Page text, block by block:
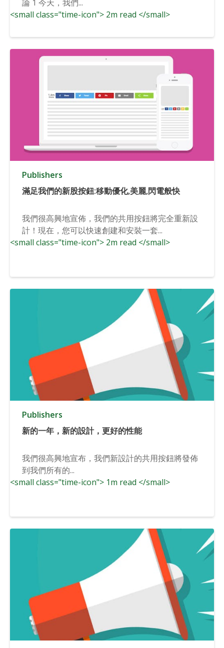
論 1 今天，我們...
<small class="time-icon"> 2m read </small>
Publishers
滿足我們的新股按鈕:移動優化,美麗,閃電般快
我們很高興地宣佈，我們的共用按鈕將完全重新設
計！現在，您可以快速創建和安裝一套...
<small class="time-icon"> 2m read </small>
Publishers
新的一年，新的設計，更好的性能
我們很高興地宣布，我們新設計的共用按鈕將發佈
到我們所有的...
<small class="time-icon"> 1m read </small>